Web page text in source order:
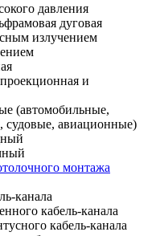
давления
дуговая
излучением
и
(автомобильные,
судовые, авиационные)
монтажа
канала
кабель-канала
кабель-канала